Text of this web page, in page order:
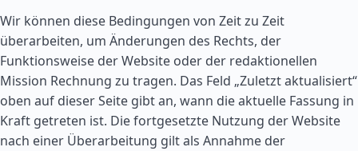
Wir können diese Bedingungen von Zeit zu Zeit
überarbeiten, um Änderungen des Rechts, der
Funktionsweise der Website oder der redaktionellen
Mission Rechnung zu tragen. Das Feld „Zuletzt aktualisiert“
oben auf dieser Seite gibt an, wann die aktuelle Fassung in
Kraft getreten ist. Die fortgesetzte Nutzung der Website
nach einer Überarbeitung gilt als Annahme der